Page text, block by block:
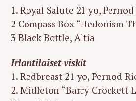
1. Royal Salute 21 yo,
2 Compass Box “Hedonism
3 Black Bottle, Altia
Irlantilaiset viskit
1. Redbreast 21 yo, Pernod
2. Midleton “Barry Crockett